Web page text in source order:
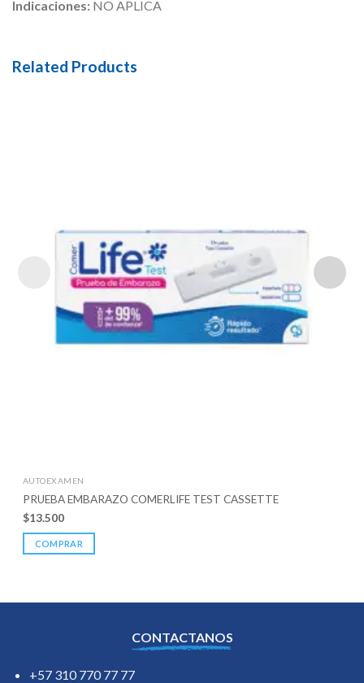
Indicaciones: NO APLICA
Related Products
AUTOEXAMEN
PRUEBA EMBARAZO COMERLIFE TEST CASSETTE
$13.500
COMPRAR
CONTACTANOS
+57 310 770 77 77